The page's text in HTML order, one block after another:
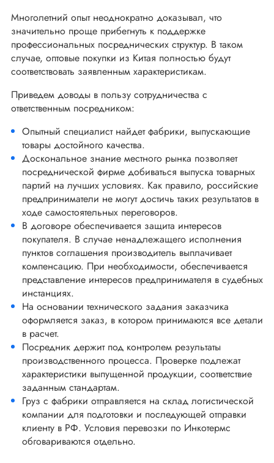
Многолетний опыт неоднократно доказывал, что
значительно проще прибегнуть к поддержке
профессиональных посреднических структур. В таком
случае, оптовые покупки из Китая полностью будут
соответствовать заявленным характеристикам.
Приведем доводы в пользу сотрудничества с
ответственным посредником:
Опытный специалист найдет фабрики, выпускающие
товары достойного качества.
Доскональное знание местного рынка позволяет
посреднической фирме добиваться выпуска товарных
партий на лучших условиях. Как правило, российские
предприниматели не могут достичь таких результатов в
ходе самостоятельных переговоров.
В договоре обеспечивается защита интересов
покупателя. В случае ненадлежащего исполнения
пунктов соглашения производитель выплачивает
компенсацию. При необходимости, обеспечивается
представление интересов предпринимателя в судебных
инстанциях.
На основании технического задания заказчика
оформляется заказ, в котором принимаются все детали
в расчет.
Посредник держит под контролем результаты
производственного процесса. Проверке подлежат
характеристики выпущенной продукции, соответствие
заданным стандартам.
Груз с фабрики отправляется на склад логистической
компании для подготовки и последующей отправки
клиенту в РФ. Условия перевозки по Инкотермс
обговариваются отдельно.